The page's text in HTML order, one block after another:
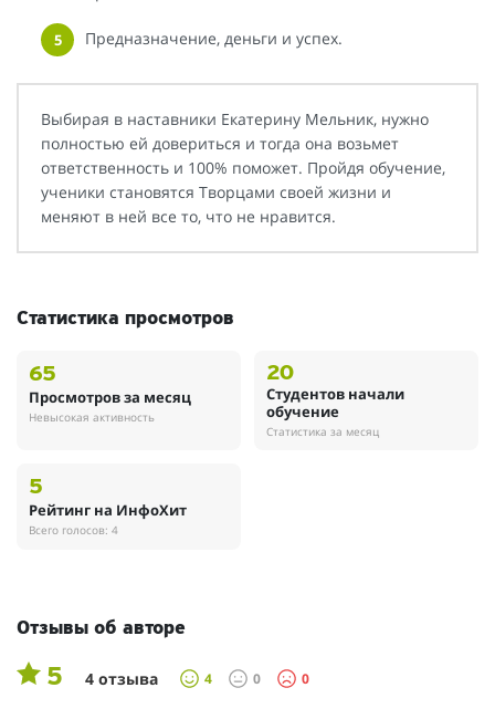
Предназначение, деньги и успех.
Выбирая в наставники Екатерину Мельник, нужно
полностью ей довериться и тогда она возьмет
ответственность и 100% поможет. Пройдя обучение,
ученики становятся Творцами своей жизни и
меняют в ней все то, что не нравится.
Статистика просмотров
65
Просмотров за месяц
Невысокая активность
20
Студентов начали
обучение
Статистика за месяц
5
Рейтинг на ИнфоХит
Всего голосов: 4
Отзывы об авторе
5 4 отзыва 4 0 0